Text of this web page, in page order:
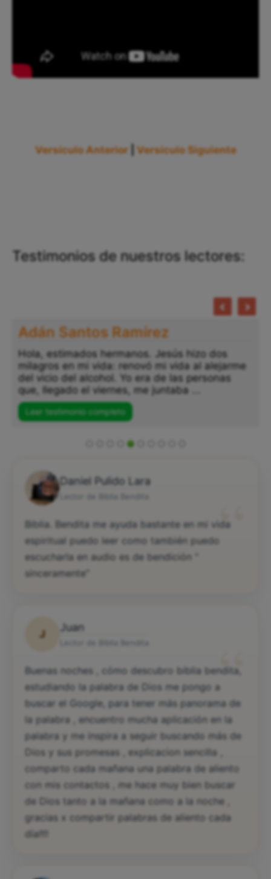
Versículo Anterior Versículo Siguiente
Testimonios de nuestros lectores:
Adán Santos Ramírez
Hola, estimados hermanos. Jesús hizo dos
milagros en mi vida: renovó mi vida al alejarme
del vicio del alcohol. Yo era de las personas
que, llegado el viernes, me juntaba ...
Leer testimonio completo
Daniel Pulido Lara
“
Biblia. Bendita me ayuda bastante en mi vida
espiritual puedo leer como también puedo
escucharla en audio es de bendición “
sinceramente”
J
Juan
“
Buenas noches , cómo descubro biblia bendita,
estudiando la palabra de Dios me pongo a
buscar el Google, para tener más panorama de
la palabra , encuentro mucha aplicación en la
palabra y me inspira a seguir buscando más de
Dios y sus promesas , explicacion sencilla ,
comparto cada mañana una palabra de aliento
con mis contactos , me hace muy bien buscar
de Dios tanto a la mañana como a la noche ,
gracias x compartir palabras de aliento cada
día!!!!